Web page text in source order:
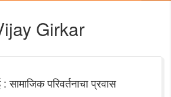
Girkar
सामाजिक परिवर्तनाचा प्रवास